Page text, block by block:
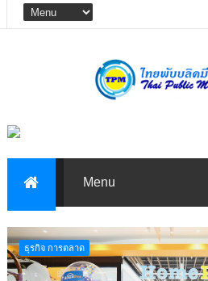
ธุรกิจ การตลาด